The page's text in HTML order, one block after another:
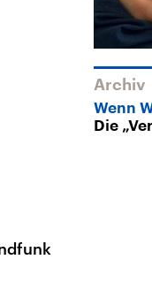
Archiv
Wenn
Die